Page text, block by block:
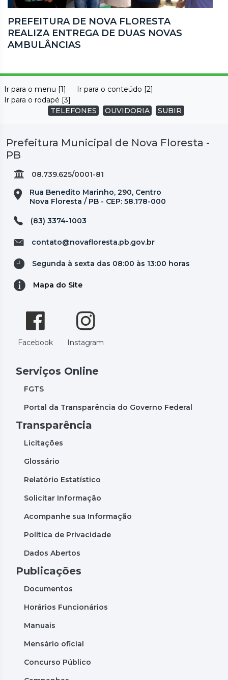
PREFEITURA DE NOVA FLORESTA
REALIZA ENTREGA DE DUAS NOVAS
AMBULÂNCIAS
Ir para o menu [1]
Ir para o conteúdo [2]
Ir para o rodapé [3]
TELEFONES
OUVIDORIA SUBIR
Prefeitura Municipal de Nova Floresta -
PB
08.739.625/0001-81
Rua Benedito Marinho, 290, Centro
Nova Floresta / PB - CEP: 58.178-000
(83) 3374-1003
contato@novafloresta.pb.gov.br
Segunda à sexta das 08:00 às 13:00 horas
Mapa do Site
Facebook Instagram
Serviços Online
FGTS
Portal da Transparência do Governo Federal
Transparência
Licitações
Glossário
Relatório Estatístico
Solicitar Informação
Acompanhe sua Informação
Política de Privacidade
Dados Abertos
Publicações
Documentos
Horários Funcionários
Manuais
Mensário oficial
Concurso Público